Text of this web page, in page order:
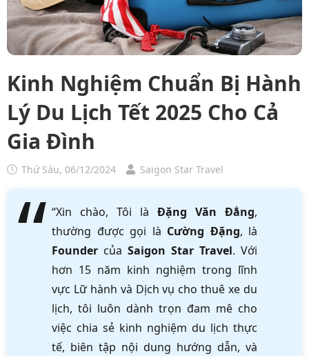
Kinh Nghiệm Chuẩn Bị Hành
Lý Du Lịch Tết 2025 Cho Cả
Gia Đình
Thứ Sáu, 06/12/2024 Saigon Star Travel
“Xin chào, Tôi là Đặng Văn Đẳng,
thường được gọi là Cường Đặng, là
Founder của Saigon Star Travel. Với
hơn 15 năm kinh nghiệm trong lĩnh
vực Lữ hành và Dịch vụ cho thuê xe du
lịch, tôi luôn dành trọn đam mê cho
việc chia sẻ kinh nghiệm du lịch thực
tế, biên tập nội dung hướng dẫn, và